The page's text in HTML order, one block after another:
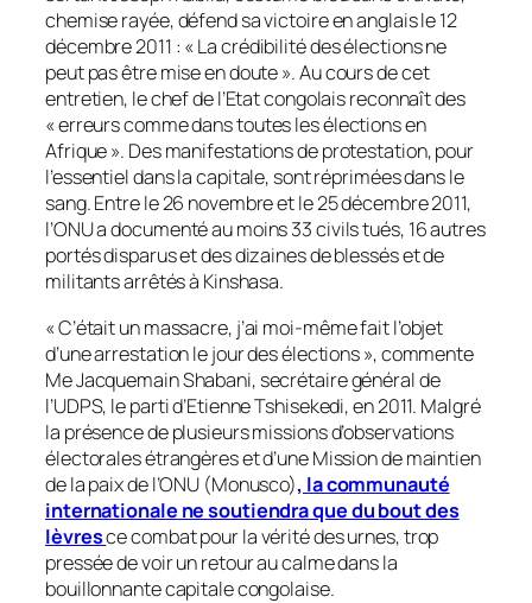
chemise rayée, défend sa victoire en anglais le 12
décembre 2011 : «La crédibilité des élections ne
peut pas être mise en doute». Au cours de cet
entretien, le chef de l’Etat congolais reconnaît des
«erreurs comme dans toutes les élections en
Afrique». Des manifestations de protestation, pour
l’essentiel dans la capitale, sont réprimées dans le
sang. Entre le 26 novembre et le 25 décembre 2011,
l’ONU a documenté au moins 33 civils tués, 16 autres
portés disparus et des dizaines de blessés et de
militants arrêtés à Kinshasa.
«C’était un massacre, j’ai moi-même fait l’objet
d’une arrestation le jour des élections», commente
Me Jacquemain Shabani, secrétaire général de
l’UDPS, le parti d’Etienne Tshisekedi, en 2011. Malgré
la présence de plusieurs missions d’observations
électorales étrangères et d’une Mission de maintien
de la paix de l’ONU (Monusco), la communauté
internationale ne soutiendra que du bout des
lèvresce combat pour la vérité des urnes, trop
pressée de voir un retour au calme dans la
bouillonnante capitale congolaise.